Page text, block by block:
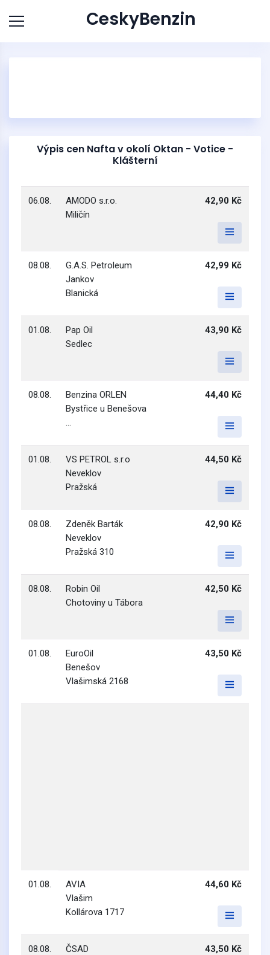
CeskyBenzin
Výpis cen Nafta v okolí Oktan - Votice -
Klášterní
06.08.
AMODO s.r.o.
Miličín
42,90 Kč
08.08.
G.A.S. Petroleum
Jankov
Blanická
42,99 Kč
01.08.
Pap Oil
Sedlec
43,90 Kč
08.08.
Benzina ORLEN
Bystřice u Benešova
...
44,40 Kč
01.08.
VS PETROL s.r.o
Neveklov
Pražská
44,50 Kč
08.08.
Zdeněk Barták
Neveklov
Pražská 310
42,90 Kč
08.08.
Robin Oil
Chotoviny u Tábora
42,50 Kč
01.08.
EuroOil
Benešov
Vlašimská 2168
43,50 Kč
01.08.
AVIA
Vlašim
Kollárova 1717
44,60 Kč
08.08.
ČSAD
43,50 Kč